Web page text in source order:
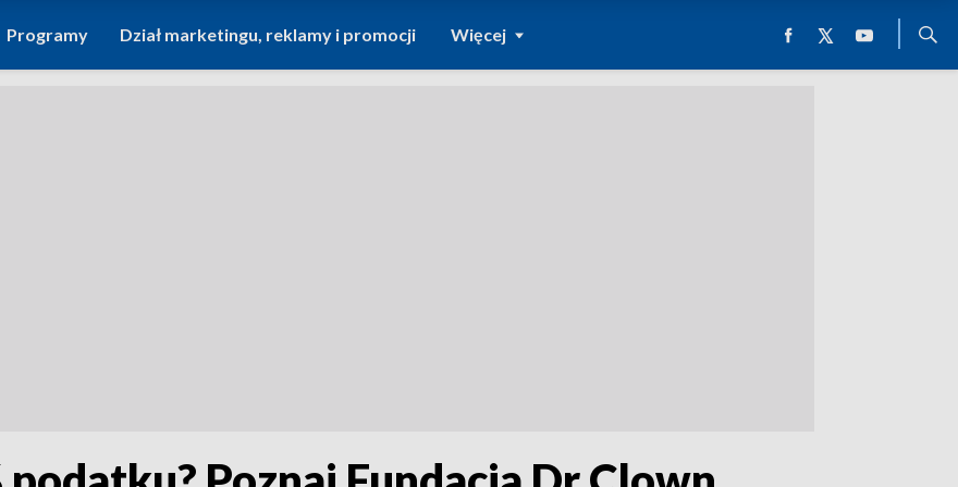
Programy Dział marketingu, reklamy i promocji Więcej